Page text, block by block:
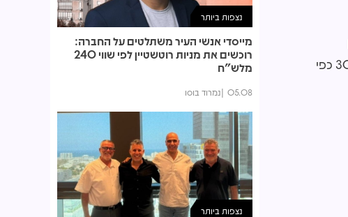
השלביות התחבורתית, אולם לשנות את מנגנון היישום כך שניתן יהיה לממש עד 50% מיחידות הדיור, במקום 30% כפי
נצפות ביותר
מייסדי אנשי העיר משתלטים על החברה:
רוכשים את מניות רוטשטיין לפי שווי 240
מלש"ח
05.08 נמרוד בוסו
נצפות ביותר